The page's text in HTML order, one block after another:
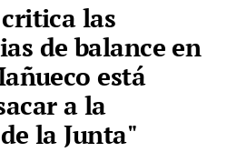
las
de balance en
está
a la
la Junta"